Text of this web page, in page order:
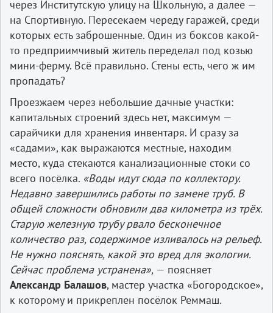
через Институтскую улицу на Школьную, а далее —
на Спортивную. Пересекаем череду гаражей, среди
которых есть заброшенные. Один из боксов какой-
то предприимчивый житель переделал под козью
мини-ферму. Всё правильно. Стены есть, чего ж им
пропадать?
Проезжаем через небольшие дачные участки:
капитальных строений здесь нет, максимум —
сарайчики для хранения инвентаря. И сразу за
«садами», как выражаются местные, находим
место, куда стекаются канализационные стоки со
всего посёлка. «Воды идут сюда по коллектору.
Недавно завершились работы по замене труб. В
общей сложности обновили два километра из трёх.
Старую железную трубу рвало бесконечное
количество раз, содержимое изливалось на рельеф.
Не нужно пояснять, какой это вред для экологии.
Сейчас проблема устранена», — поясняет
Александр Балашов, мастер участка «Богородское»,
к которому и прикреплен посёлок Реммаш.